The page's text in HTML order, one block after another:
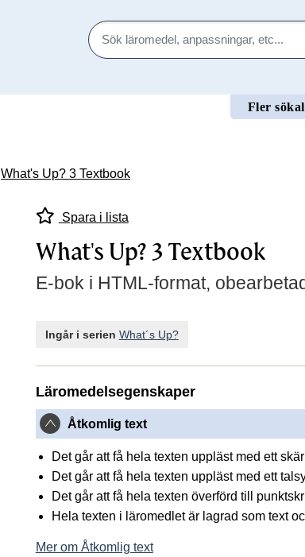
Sök
Fler
What's Up? 3 Textbook
Spara i lista
What's Up? 3 Textbook
E-bok i HTML-format,
Ingår i serien What´s Up?
Läromedelsegenskaper
Åtkomlig text
Det går att få hela texten uppläst med ett
Det går att få hela texten uppläst med ett
Det går att få hela texten överförd till
Hela texten i läromedlet är lagrad som text
Mer om Åtkomlig text